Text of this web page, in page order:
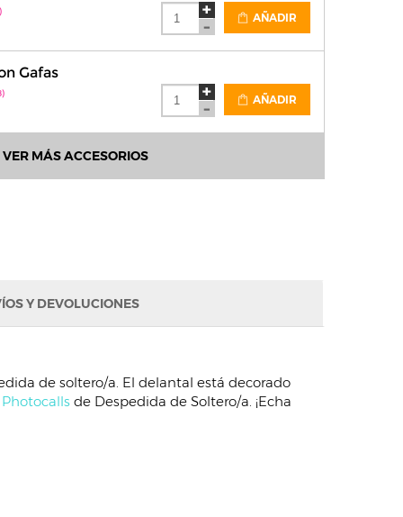
AÑADIR
Gafas
AÑADIR
VER MÁS ACCESORIOS
Y DEVOLUCIONES
de soltero/a. El delantal está decorado
de Despedida de Soltero/a. ¡Echa